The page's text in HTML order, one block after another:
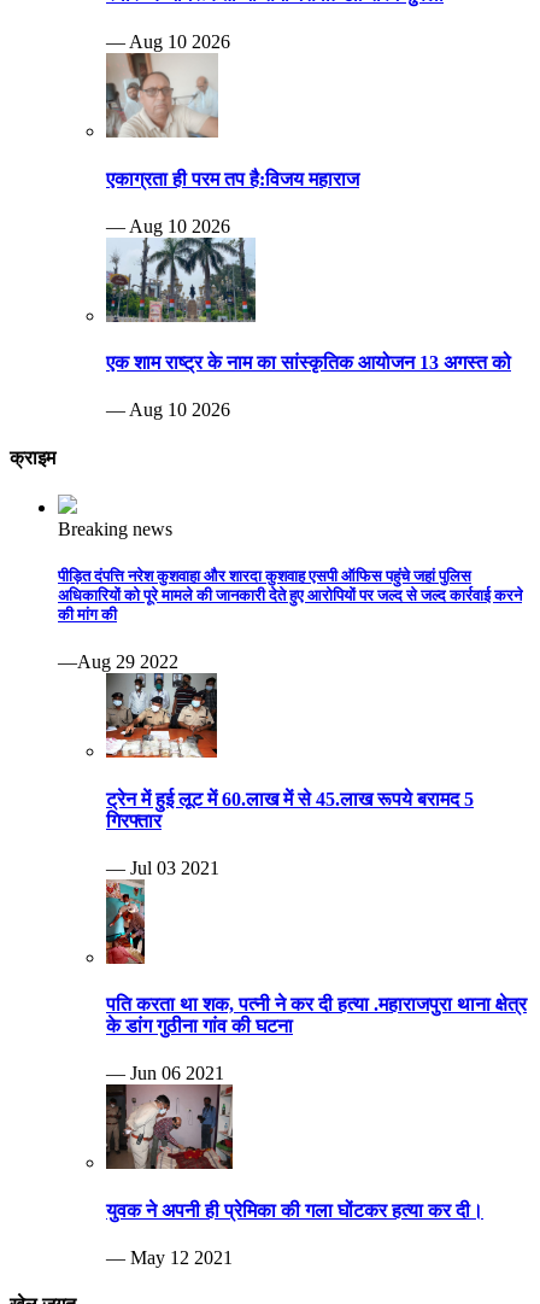
— Aug 10 2026
एकाग्रता ही परम तप है:विजय महाराज
— Aug 10 2026
एक शाम राष्ट्र के नाम का सांस्कृतिक आयोजन 13 अगस्त को
— Aug 10 2026
क्राइम
Breaking news
पीड़ित दंपत्ति नरेश कुशवाहा और शारदा कुशवाह एसपी ऑफिस पहुंचे जहां पुलिस
अधिकारियों को पूरे मामले की जानकारी देते हुए आरोपियों पर जल्द से जल्द कार्रवाई करने
की मांग की
—Aug 29 2022
ट्रेन में हुई लूट में 60.लाख में से 45.लाख रूपये बरामद 5
गिरफ्तार
— Jul 03 2021
पति करता था शक, पत्नी ने कर दी हत्या .महाराजपुरा थाना क्षेत्र
के डांग गुठीना गांव की घटना
— Jun 06 2021
युवक ने अपनी ही प्रेमिका की गला घोंटकर हत्या कर दी।
— May 12 2021